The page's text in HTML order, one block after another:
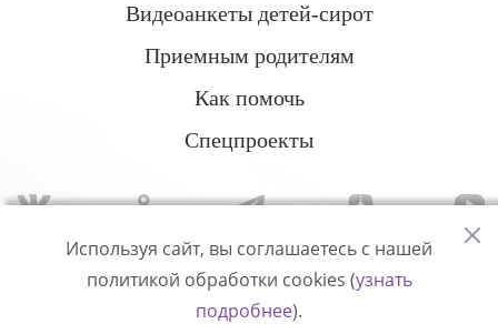
Видеоанкеты детей-сирот
Приемным родителям
Как помочь
Спецпроекты
Политика конфиденциальности
Используя сайт, вы соглашаетесь с нашей
политикой обработки cookies (узнать
подробнее).